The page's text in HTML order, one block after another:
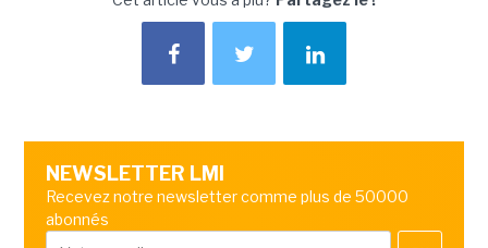
NEWSLETTER LMI
Recevez notre newsletter comme plus de 50000
abonnés